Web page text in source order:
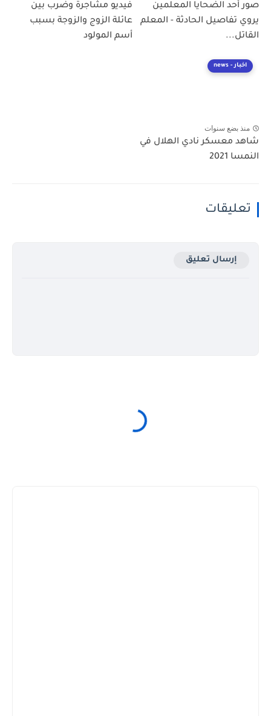
صور أحد الضحايا المعلمين
يروي تفاصيل الحادثة - المعلم
القاتل...
فيديو مشاجرة وضرب بين
عائلة الزوج والزوجة بسبب
أسم المولود
اخبار - news
منذ بضع سنوات
شاهد معسكر نادي الهلال في
النمسا 2021
تعليقات
إرسال تعليق